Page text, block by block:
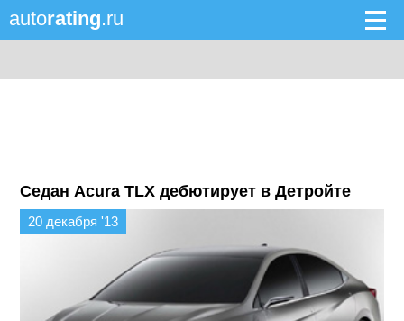
autorating.ru
Седан Acura TLX дебютирует в Детройте
20 декабря '13